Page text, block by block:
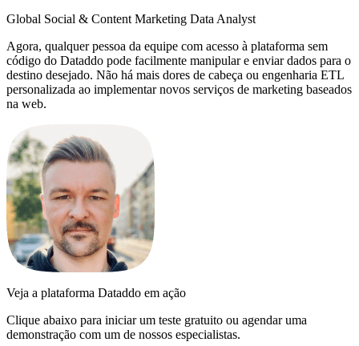
Global Social & Content Marketing Data Analyst
Agora, qualquer pessoa da equipe com acesso à plataforma sem
código do Dataddo pode facilmente manipular e enviar dados para o
destino desejado. Não há mais dores de cabeça ou engenharia ETL
personalizada ao implementar novos serviços de marketing baseados
na web.
Veja a plataforma Dataddo em ação
Clique abaixo para iniciar um teste gratuito ou agendar uma
demonstração com um de nossos especialistas.